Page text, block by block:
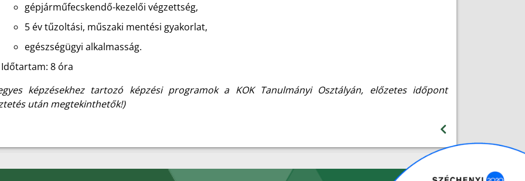
gépjárműfecskendő-kezelői végzettség,
5 év tűzoltási, műszaki mentési gyakorlat,
egészségügyi alkalmasság.
Időtartam: 8 óra
képzésekhez tartozó képzési programok a KOK Tanulmányi Osztályán, előzetes időpont
után megtekinthetők!)